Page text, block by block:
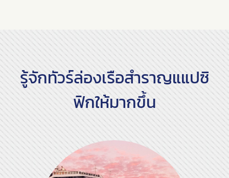
รู้จักทัวร์ล่องเรือสำราญแแปซิ
ฟิกให้มากขึ้น